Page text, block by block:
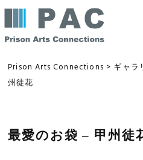
コ
ン
テ
ン
ツ
キ
Prison Arts Connections > ギャラ
州徒花
最愛のお袋 – 甲州徒